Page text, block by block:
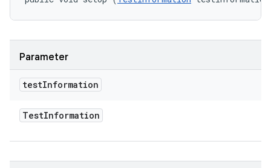
Parameter
testInformation
TestInformation